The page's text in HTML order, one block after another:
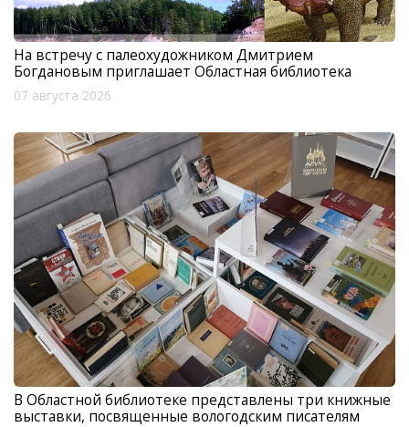
На встречу с палеохудожником Дмитрием
Богдановым приглашает Областная библиотека
07 августа 2026
В Областной библиотеке представлены три книжные
выставки, посвященные вологодским писателям